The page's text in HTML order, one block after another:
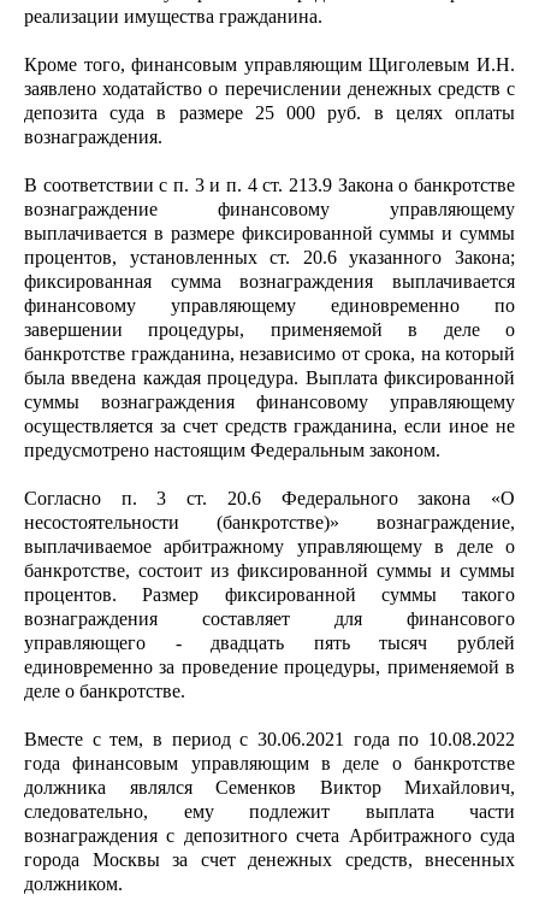
реализации имущества гражданина.
Кроме того, финансовым управляющим Щиголевым И.Н.
заявлено ходатайство о перечислении денежных средств с
депозита суда в размере 25 000 руб. в целях оплаты
вознаграждения.
В соответствии с п. 3 и п. 4 ст. 213.9 Закона о банкротстве
вознаграждение финансовому управляющему
выплачивается в размере фиксированной суммы и суммы
процентов, установленных ст. 20.6 указанного Закона;
фиксированная сумма вознаграждения выплачивается
финансовому управляющему единовременно по
завершении процедуры, применяемой в деле о
банкротстве гражданина, независимо от срока, на который
была введена каждая процедура. Выплата фиксированной
суммы вознаграждения финансовому управляющему
осуществляется за счет средств гражданина, если иное не
предусмотрено настоящим Федеральным законом.
Согласно п. 3 ст. 20.6 Федерального закона «О
несостоятельности (банкротстве)» вознаграждение,
выплачиваемое арбитражному управляющему в деле о
банкротстве, состоит из фиксированной суммы и суммы
процентов. Размер фиксированной суммы такого
вознаграждения составляет для финансового
управляющего - двадцать пять тысяч рублей
единовременно за проведение процедуры, применяемой в
деле о банкротстве.
Вместе с тем, в период с 30.06.2021 года по 10.08.2022
года финансовым управляющим в деле о банкротстве
должника являлся Семенков Виктор Михайлович,
следовательно, ему подлежит выплата части
вознаграждения с депозитного счета Арбитражного суда
города Москвы за счет денежных средств, внесенных
должником.